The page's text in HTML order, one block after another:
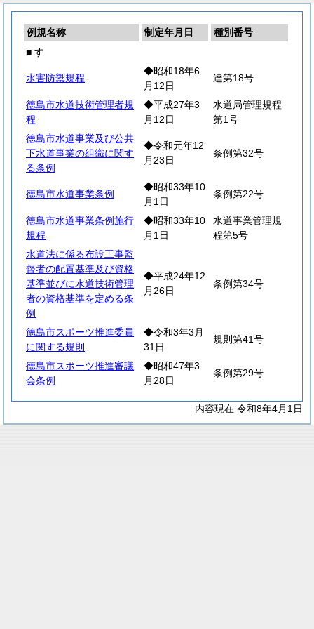
例規名称 制定年月日
種別番号
■ す
水害防禦規程
◆昭和18年6
月12日
達第18号
徳島市水道技術管理者規
程
◆平成27年3
月12日
水道局管理規程
第1号
徳島市水道事業及び公共
下水道事業の組織に関す
る条例
◆令和元年12
月23日
条例第32号
徳島市水道事業条例
◆昭和33年10
月1日
条例第22号
徳島市水道事業条例施行
規程
◆昭和33年10
月1日
水道事業管理規
程第5号
水道法に係る布設工事監
督者の配置基準及び資格
基準並びに水道技術管理
者の資格基準を定める条
例
◆平成24年12
月26日
条例第34号
徳島市スポーツ推進委員
に関する規則
◆令和3年3月
31日
規則第41号
徳島市スポーツ推進審議
会条例
◆昭和47年3
月28日
条例第29号
内容現在 令和8年4月1日